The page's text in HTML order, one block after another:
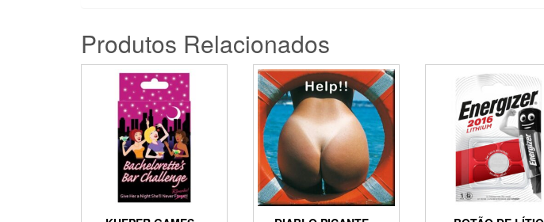
Produtos Relacionados